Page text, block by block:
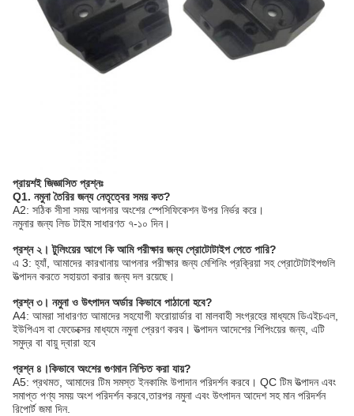
প্রায়শই জিজ্ঞাসিত প্রশ্নঃ
Q1. নমুনা তৈরির জন্য নেতৃত্বের সময় কত?
A2: সঠিক সীসা সময় আপনার অংশের স্পেসিফিকেশন উপর নির্ভর করে।
নমুনার জন্য লিড টাইম সাধারণত ৭-১০ দিন।
প্রশ্ন ২। টুলিংয়ের আগে কি আমি পরীক্ষার জন্য প্রোটোটাইপ পেতে পারি?
এ 3: হ্যাঁ, আমাদের কারখানায় আপনার পরীক্ষার জন্য মেশিনিং প্রক্রিয়া সহ প্রোটোটাইপগুলি
উত্পাদন করতে সহায়তা করার জন্য দল রয়েছে।
প্রশ্ন ৩। নমুনা ও উৎপাদন অর্ডার কিভাবে পাঠানো হবে?
A4: আমরা সাধারণত আমাদের সহযোগী ফরোয়ার্ডার বা মালবাহী সংগ্রহের মাধ্যমে ডিএইচএল,
ইউপিএস বা ফেডেক্সের মাধ্যমে নমুনা প্রেরণ করব। উত্পাদন আদেশের শিপিংয়ের জন্য, এটি
সমুদ্র বা বায়ু দ্বারা হবে
প্রশ্ন ৪।কিভাবে অংশের গুণমান নিশ্চিত করা যায়?
A5: প্রথমত, আমাদের টিম সমস্ত ইনকামিং উপাদান পরিদর্শন করবে। QC টিম উত্পাদন এবং
সমাপ্ত পণ্য সময় অংশ পরিদর্শন করবে,তারপর নমুনা এবং উৎপাদন আদেশ সহ মান পরিদর্শন
রিপোর্ট জমা দিন.